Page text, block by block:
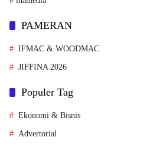
PAMERAN
IFMAC & WOODMAC
JIFFINA 2026
Populer Tag
Ekonomi & Bisnis
Advertorial